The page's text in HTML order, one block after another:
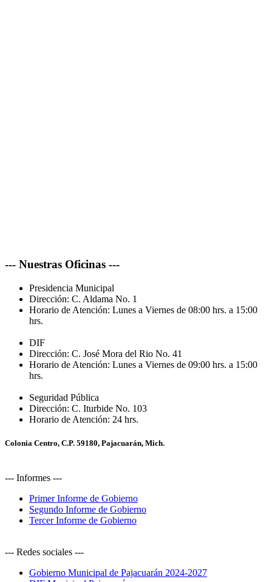
--- Nuestras Oficinas ---
Presidencia Municipal
Dirección: C. Aldama No. 1
Horario de Atención: Lunes a Viernes de 08:00 hrs. a 15:00
hrs.
DIF
Dirección: C. José Mora del Rio No. 41
Horario de Atención: Lunes a Viernes de 09:00 hrs. a 15:00
hrs.
Seguridad Pública
Dirección: C. Iturbide No. 103
Horario de Atención: 24 hrs.
Colonia Centro, C.P. 59180, Pajacuarán, Mich.
--- Informes ---
Primer Informe de Gobierno
Segundo Informe de Gobierno
Tercer Informe de Gobierno
--- Redes sociales ---
Gobierno Municipal de Pajacuarán 2024-2027